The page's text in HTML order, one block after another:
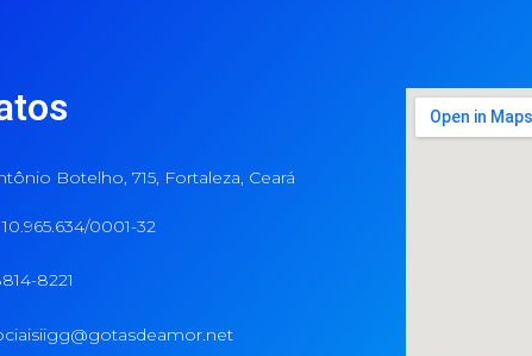
Botelho, 715, Fortaleza, Ceará
0001-32
8221